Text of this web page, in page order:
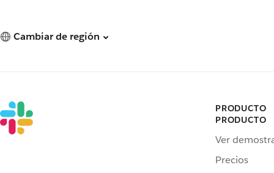
Cambiar de región
PRODUCTO
PRODUCTO
Ver
Precios